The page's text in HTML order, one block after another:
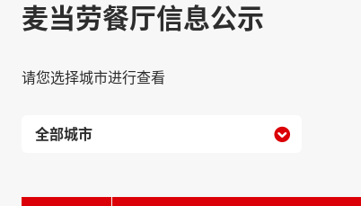
麦当劳餐厅信息公示
请您选择城市进行查看
